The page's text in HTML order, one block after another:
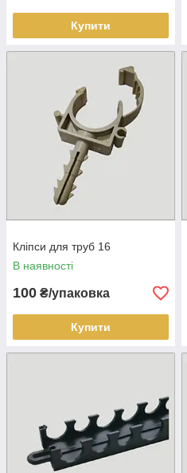
Купити
Кліпси для труб 16
В наявності
100 ₴/упаковка
Купити